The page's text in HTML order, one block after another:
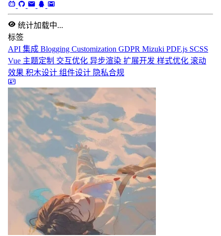
统计加载中...
标签
API 集成 Blogging Customization GDPR Mizuki PDF.js SCSS
Vue 主题定制 交互优化 异步渲染 扩展开发 样式优化 滚动
效果 积木设计 组件设计 隐私合规